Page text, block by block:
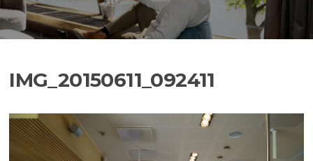
IMG_20150611_092411